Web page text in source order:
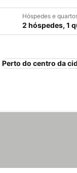
Hóspedes e
2 hóspedes, 1
Perto do centro da